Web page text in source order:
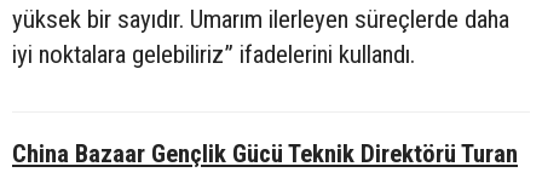
yüksek bir sayıdır. Umarım ilerleyen süreçlerde daha
iyi noktalara gelebiliriz” ifadelerini kullandı.
China Bazaar Gençlik Gücü Teknik Direktörü Turan